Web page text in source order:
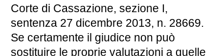
Corte di Cassazione, sezione I,
sentenza 27 dicembre 2013, n. 28669.
Se certamente il giudice non può
sostituire le proprie valutazioni a quelle